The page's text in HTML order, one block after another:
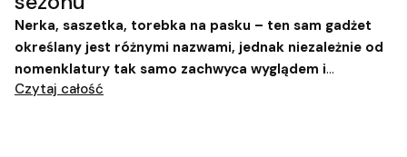
Nerka, saszetka, torebka na pasku – ten sam gadżet
określany jest różnymi nazwami, jednak niezależnie od
nomenklatury tak samo zachwyca wyglądem i
funkcjonalnością.
Czytaj całość